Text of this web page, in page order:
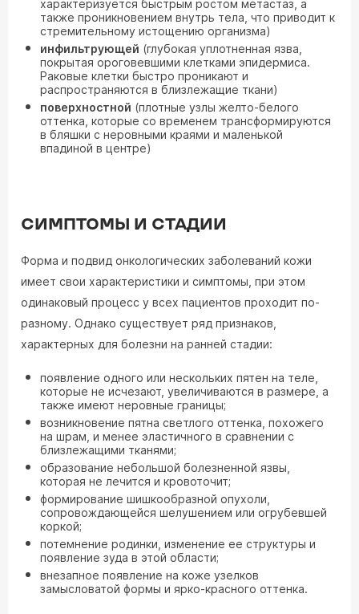
характеризуется быстрым ростом метастаз, а
также проникновением внутрь тела, что приводит к
стремительному истощению организма)
инфильтрующей (глубокая уплотненная язва,
покрытая ороговевшими клетками эпидермиса.
Раковые клетки быстро проникают и
распространяются в близлежащие ткани)
поверхностной (плотные узлы желто-белого
оттенка, которые со временем трансформируются
в бляшки с неровными краями и маленькой
впадиной в центре)
СИМПТОМЫ И СТАДИИ
Форма и подвид онкологических заболеваний кожи
имеет свои характеристики и симптомы, при этом
одинаковый процесс у всех пациентов проходит по-
разному. Однако существует ряд признаков,
характерных для болезни на ранней стадии:
появление одного или нескольких пятен на теле,
которые не исчезают, увеличиваются в размере, а
также имеют неровные границы;
возникновение пятна светлого оттенка, похожего
на шрам, и менее эластичного в сравнении с
близлежащими тканями;
образование небольшой болезненной язвы,
которая не лечится и кровоточит;
формирование шишкообразной опухоли,
сопровождающейся шелушением или огрубевшей
коркой;
потемнение родинки, изменение ее структуры и
появление зуда в этой области;
внезапное появление на коже узелков
замысловатой формы и ярко-красного оттенка.